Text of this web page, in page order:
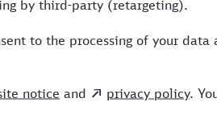
TLX,ICE,NX